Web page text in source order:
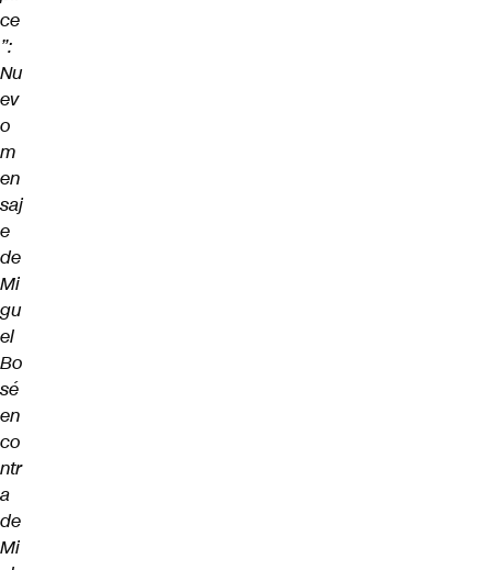
ce
”:
Nu
ev
o
m
en
saj
e
de
Mi
gu
el
Bo
sé
en
co
ntr
a
de
Mi